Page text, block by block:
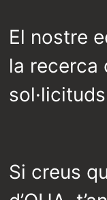
El nostre
la recerca
Si creus